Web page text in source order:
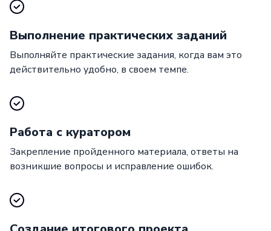
Выполнение практических заданий
Выполняйте практические задания, когда вам это
действительно удобно, в своем темпе.
Работа с куратором
Закрепление пройденного материала, ответы на
возникшие вопросы и исправление ошибок.